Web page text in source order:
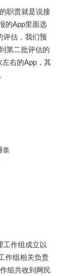
职责就是说接
的App里面选
评估，我们预
第二批评估的
右的App，其
工作组成立以
作组相关负责
组共收到网民